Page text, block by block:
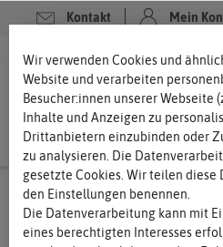
Kontakt Mein
Benary
Wir verwenden Cookies und
Website und verarbeiten
Besucher:innen unserer Webseite
Inhalte und Anzeigen zu
Drittanbietern einzubinden oder
zu analysieren. Die
gesetzte Cookies. Wir teilen
den Einstellungen benennen.
Die Datenverarbeitung kann mit
eines berechtigten Interesses